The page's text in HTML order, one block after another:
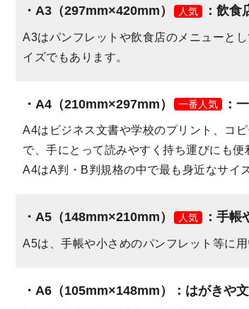
A3（297mm×420mm） 人気 ：飲食
A3はパンフレットや飲食店のメニューと
イズでもあります。
A4（210mm×297mm） 一番人気 ：
A4はビジネス文書や学校のプリント、コ
で、手にとって読みやすく持ち運びにも便
A4はA判・B判規格の中で最も身近なサイ
A5（148mm×210mm） 人気 ：手帳
A5は、手帳や小さめのパンフレット等に
A6（105mm×148mm） ：はがきや